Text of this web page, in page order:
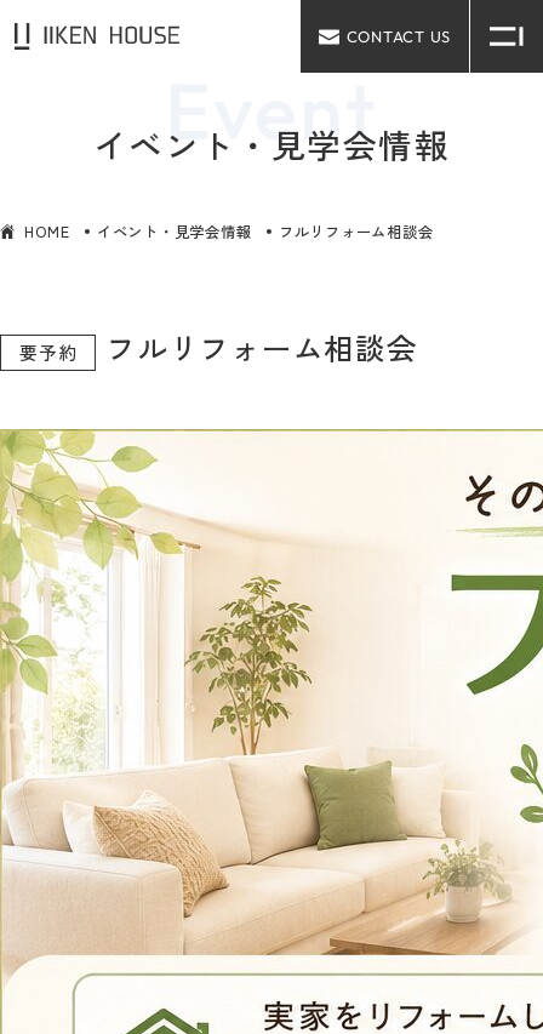
CONTACT US
イベント・見学会情報
HOME イベント・見学会情報 フルリフォーム相談会
要予約 フルリフォーム相談会